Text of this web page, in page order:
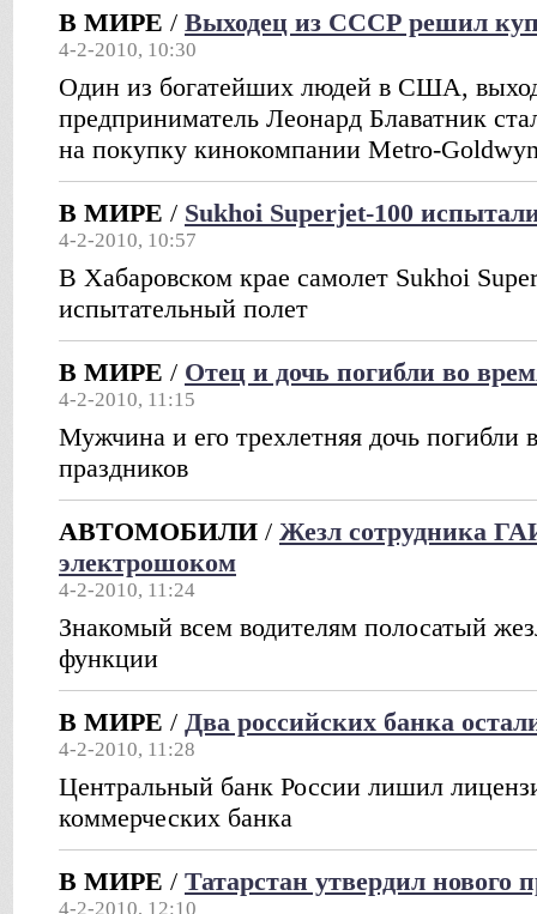
В МИРЕ / Выходец из СССР решил
4-2-2010, 10:30
Один из богатейших людей в США,
предприниматель Леонард Блаватник
на покупку кинокомпании Metro-
В МИРЕ / Sukhoi Superjet-100
4-2-2010, 10:57
В Хабаровском крае самолет Sukhoi
испытательный полет
В МИРЕ / Отец и дочь погибли во
4-2-2010, 11:15
Мужчина и его трехлетняя дочь погибли
праздников
АВТОМОБИЛИ / Жезл сотрудника
электрошоком
4-2-2010, 11:24
Знакомый всем водителям полосатый
функции
В МИРЕ / Два российских банка
4-2-2010, 11:28
Центральный банк России лишил
коммерческих банка
В МИРЕ / Татарстан утвердил нового
4-2-2010, 12:10